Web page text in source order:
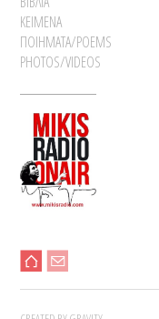
ΚΕΙΜΕΝΑ
ΠΟΙΗΜΑΤΑ/POEMS
PHOTOS/VIDEOS